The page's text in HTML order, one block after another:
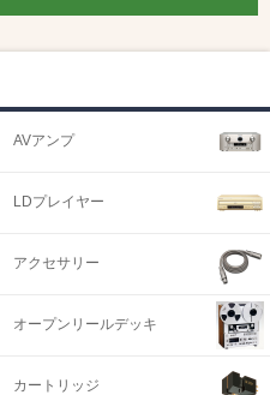
AVアンプ
LDプレイヤー
アクセサリー
オープンリールデッキ
カートリッジ